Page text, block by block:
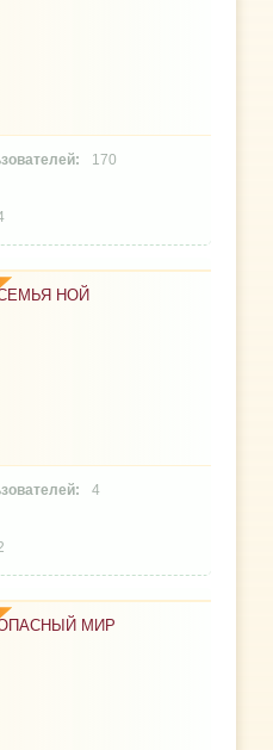
170
НОЙ
4
МИР